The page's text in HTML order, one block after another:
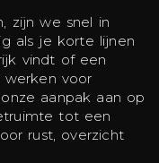
zijn we snel in
als je korte lijnen
vindt of een
werken voor
aanpak aan op
tot een
rust, overzicht